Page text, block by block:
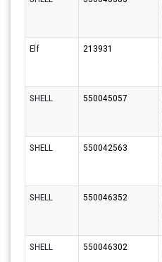
Elf 213931
SHELL 550045057
SHELL 550042563
SHELL 550046352
SHELL 550046302